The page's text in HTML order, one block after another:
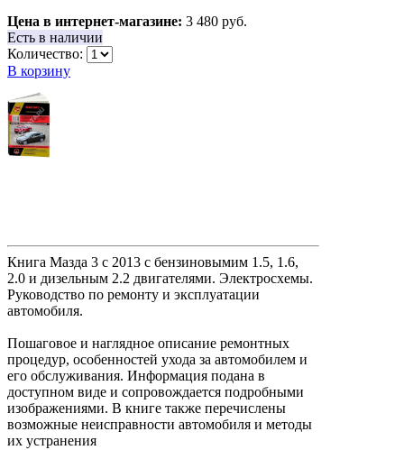
Цена в интернет-магазине: 3 480 руб.
Есть в наличии
Количество:
В корзину
Книга Мазда 3 с 2013 с бензиновымим 1.5, 1.6,
2.0 и дизельным 2.2 двигателями. Электросхемы.
Руководство по ремонту и эксплуатации
автомобиля.
Пошаговое и наглядное описание ремонтных
процедур, особенностей ухода за автомобилем и
его обслуживания. Информация подана в
доступном виде и сопровождается подробными
изображениями. В книге также перечислены
возможные неисправности автомобиля и методы
их устранения